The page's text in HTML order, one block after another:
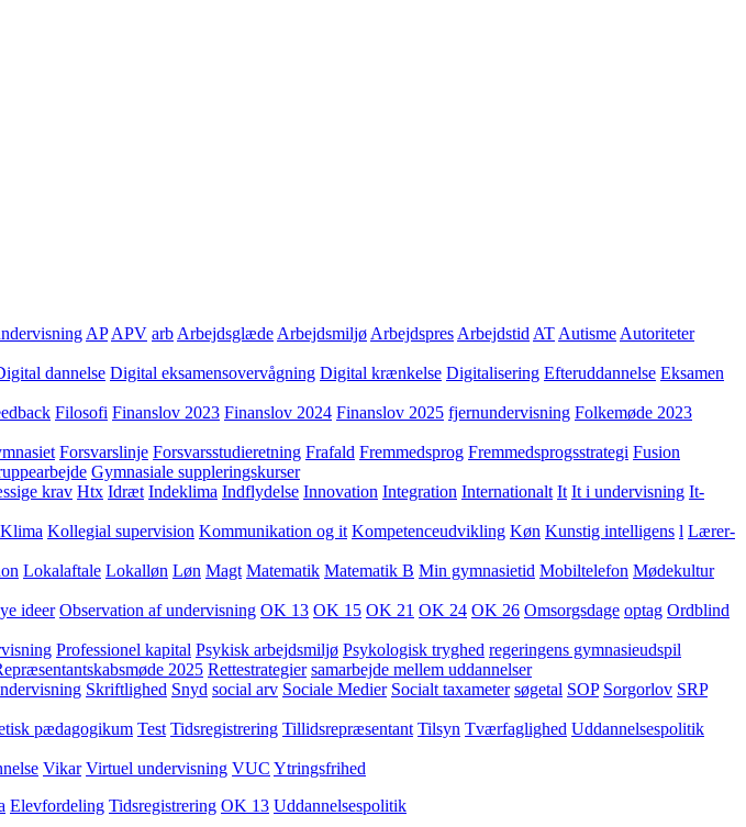
AP APV arb Arbejdsglæde Arbejdsmiljø Arbejdspres Arbejdstid AT Autisme Autoriteter
dannelse Digital eksamensovervågning Digital krænkelse Digitalisering Efteruddannelse Eksamen
Filosofi Finanslov 2023 Finanslov 2024 Finanslov 2025 fjernundervisning Folkemøde 2023
Forsvarslinje Forsvarsstudieretning Frafald Fremmedsprog Fremmedsprogsstrategi Fusion
Gymnasiale suppleringskurser
krav Htx Idræt Indeklima Indflydelse Innovation Integration Internationalt It It i undervisning It-
Klima Kollegial supervision Kommunikation og it Kompetenceudvikling Køn Kunstig intelligens l Lærer-
Lokalaftale Lokalløn Løn Magt Matematik Matematik B Min gymnasietid Mobiltelefon Mødekultur
ideer Observation af undervisning OK 13 OK 15 OK 21 OK 24 OK 26 Omsorgsdage optag Ordblind
Professionel kapital Psykisk arbejdsmiljø Psykologisk tryghed regeringens gymnasieudspil
2025 Rettestrategier samarbejde mellem uddannelser
Skriftlighed Snyd social arv Sociale Medier Socialt taxameter søgetal SOP Sorgorlov SRP
pædagogikum Test Tidsregistrering Tillidsrepræsentant Tilsyn Tværfaglighed Uddannelsespolitik
Vikar Virtuel undervisning VUC Ytringsfrihed
Elevfordeling Tidsregistrering OK 13 Uddannelsespolitik